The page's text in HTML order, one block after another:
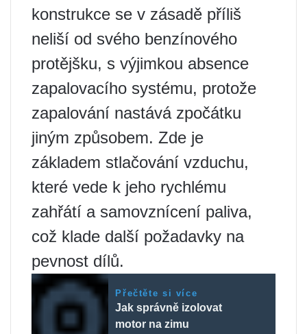
konstrukce se v zásadě příliš
neliší od svého benzínového
protějšku, s výjimkou absence
zapalovacího systému, protože
zapalování nastává zpočátku
jiným způsobem. Zde je
základem stlačování vzduchu,
které vede k jeho rychlému
zahřátí a samovznícení paliva,
což klade další požadavky na
pevnost dílů.
Přečtěte si více
Jak správně izolovat
motor na zimu